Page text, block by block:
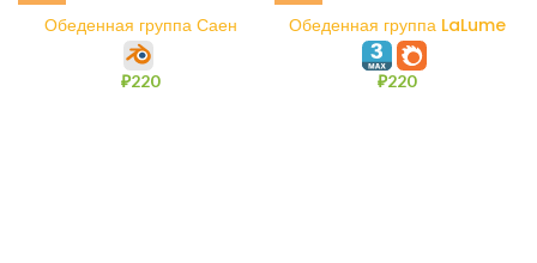
Обеденная группа Саен
₽220
Обеденная группа LaLume
₽220